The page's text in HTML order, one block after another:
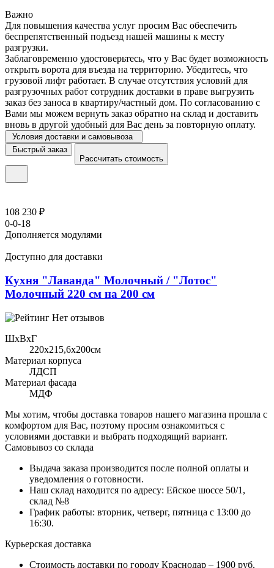
Важно
Для повышения качества услуг просим Вас обеспечить
беспрепятственный подъезд нашей машины к месту
разгрузки.
Заблаговременно удостоверьтесь, что у Вас будет возможность
открыть ворота для въезда на территорию. Убедитесь, что
грузовой лифт работает. В случае отсутствия условий для
разгрузочных работ сотрудник доставки в праве выгрузить
заказ без заноса в квартиру/частный дом. По согласованию с
Вами мы можем вернуть заказ обратно на склад и доставить
вновь в другой удобный для Вас день за повторную оплату.
Условия доставки и самовывоза
Быстрый заказ
Рассчитать стоимость
108 230 ₽
0-0-18
Дополняется модулями
Доступно для доставки
Кухня "Лаванда" Молочный / "Лотос"
Молочный 220 см на 200 см
Нет отзывов
ШхВхГ
220x215,6х200см
Материал корпуса
ЛДСП
Материал фасада
МДФ
Мы хотим, чтобы доставка товаров нашего магазина прошла с
комфортом для Вас, поэтому просим ознакомиться с
условиями доставки и выбрать подходящий вариант.
Самовывоз со склада
Выдача заказа производится после полной оплаты и
уведомления о готовности.
Наш склад находится по адресу: Ейское шоссе 50/1,
склад №8
График работы: вторник, четверг, пятница с 13:00 до
16:30.
Курьерская доставка
Стоимость доставки по городу Краснодар – 1900 руб.